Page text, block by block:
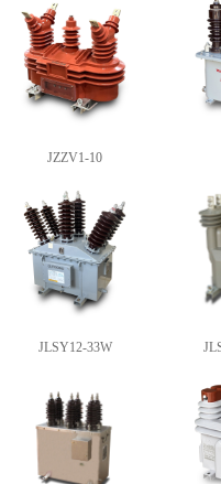
JZZV1-10
JLSY12-33W